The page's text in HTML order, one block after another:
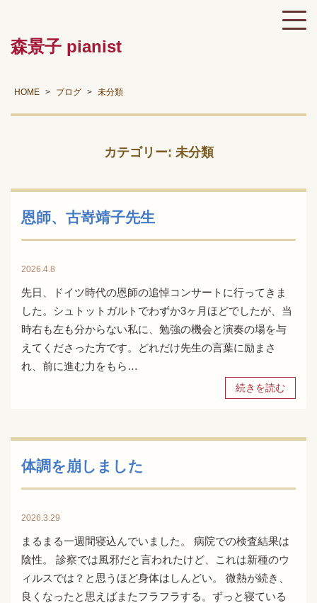
森景子 pianist
HOME ブログ 未分類
カテゴリー: 未分類
恩師、古嵜靖子先生
2026.4.8
先日、ドイツ時代の恩師の追悼コンサートに行ってきま
した。シュトットガルトでわずか3ヶ月ほどでしたが、当
時右も左も分からない私に、勉強の機会と演奏の場を与
えてくださった方です。どれだけ先生の言葉に励まさ
れ、前に進む力をもら…
続きを読む
体調を崩しました
2026.3.29
まるまる一週間寝込んでいました。 病院での検査結果は
陰性。 診察では風邪だと言われたけど、これは新種のウ
ィルスでは？と思うほど身体はしんどい。 微熱が続き、
良くなったと思えばまたフラフラする。ずっと寝ている